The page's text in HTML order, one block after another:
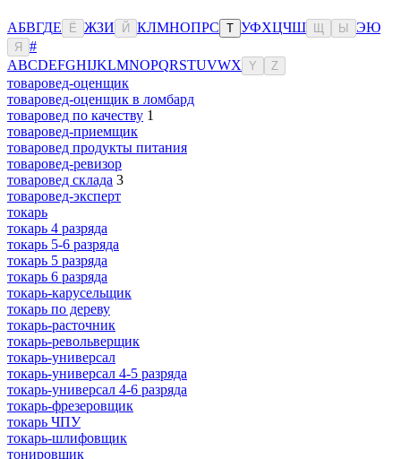
АБВГДЕ Ё ЖЗИ Й КЛМНОПРС Т УФХЦЧШ Ы ЭЮ
Я
#
ABCDEFGHIJKLMNOPQRSTUVWX Y Z
товаровед-оценщик
товаровед-оценщик в ломбард
товаровед по качеству 1
товаровед-приемщик
товаровед продукты питания
товаровед-ревизор
товаровед склада 3
товаровед-эксперт
токарь
токарь 4 разряда
токарь 5-6 разряда
токарь 5 разряда
токарь 6 разряда
токарь-карусельщик
токарь по дереву
токарь-расточник
токарь-револьверщик
токарь-универсал
токарь-универсал 4-5 разряда
токарь-универсал 4-6 разряда
токарь-фрезеровщик
токарь ЧПУ
токарь-шлифовщик
тонировщик